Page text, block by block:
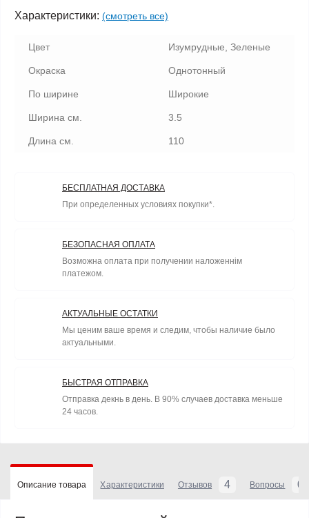
Характеристики: (смотреть все)
Цвет Изумрудные, Зеленые
Окраска Однотонный
По ширине Широкие
Ширина см. 3.5
Длина см. 110
БЕСПЛАТНАЯ ДОСТАВКА
При определенных условиях покупки*.
БЕЗОПАСНАЯ ОПЛАТА
Возможна оплата при получении наложеннім
платежом.
АКТУАЛЬНЫЕ ОСТАТКИ
Мы ценим ваше время и следим, чтобы наличие было
актуальными.
БЫСТРАЯ ОТПРАВКА
Отправка декнь в день. В 90% случаев доставка меньше
24 часов.
Описание товара Характеристики Отзывов 4 Вопросы 0